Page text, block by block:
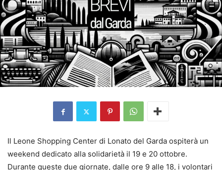
Il Leone Shopping Center di Lonato del Garda ospiterà un
weekend dedicato alla solidarietà il 19 e 20 ottobre.
Durante queste due giornate, dalle ore 9 alle 18, i volontari